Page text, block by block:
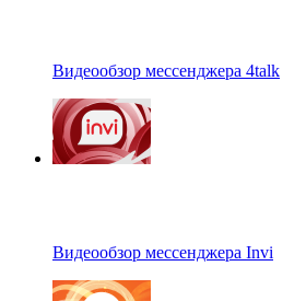
Видеообзор мессенджера 4talk
Видеообзор мессенджера Invi